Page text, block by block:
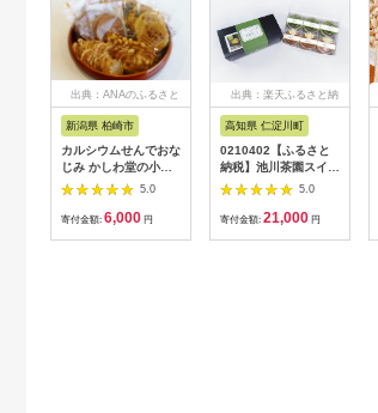
出典：ANAのふるさと
新潟県 柏崎市
カルシウムせんでおな
じみ かしわ堂の小麦
せんべい 6種類詰め合
わせセット できたて
を工場出荷
5.0
寄付金額: 6,000 円
出典：楽天ふるさと納
高知県 仁淀川町
0210402【ふるさと
納税】池川茶園スイー
ツお試しセット-2
5.0
寄付金額: 21,000 円